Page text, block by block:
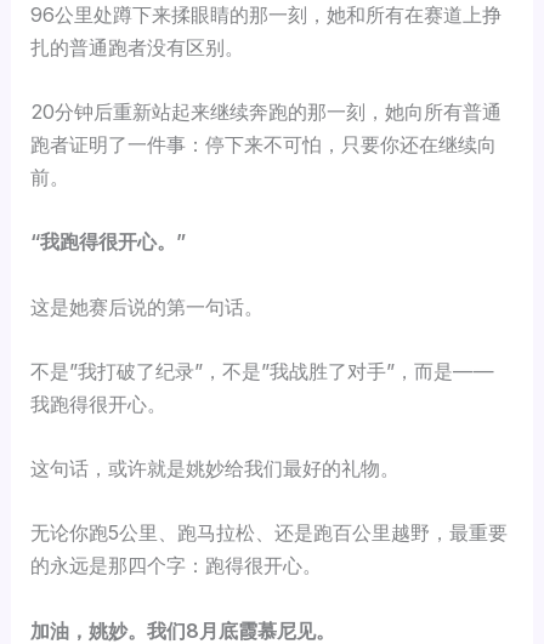
96公里处蹲下来揉眼睛的那一刻，她和所有在赛道上挣
扎的普通跑者没有区别。
20分钟后重新站起来继续奔跑的那一刻，她向所有普通
跑者证明了一件事：停下来不可怕，只要你还在继续向
前。
“我跑得很开心。”
这是她赛后说的第一句话。
不是”我打破了纪录”，不是”我战胜了对手”，而是——
我跑得很开心。
这句话，或许就是姚妙给我们最好的礼物。
无论你跑5公里、跑马拉松、还是跑百公里越野，最重要
的永远是那四个字：跑得很开心。
加油，姚妙。我们8月底霞慕尼见。